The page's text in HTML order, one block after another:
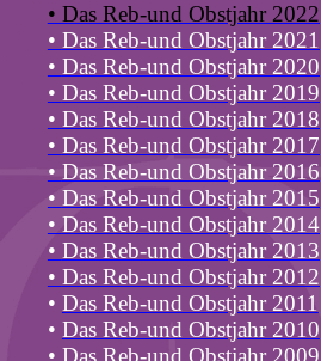
• Das Reb-und Obstjahr 2022
• Das Reb-und Obstjahr 2021
• Das Reb-und Obstjahr 2020
• Das Reb-und Obstjahr 2019
• Das Reb-und Obstjahr 2018
• Das Reb-und Obstjahr 2017
• Das Reb-und Obstjahr 2016
• Das Reb-und Obstjahr 2015
• Das Reb-und Obstjahr 2014
• Das Reb-und Obstjahr 2013
• Das Reb-und Obstjahr 2012
• Das Reb-und Obstjahr 2011
• Das Reb-und Obstjahr 2010
• Das Reb-und Obstjahr 2009